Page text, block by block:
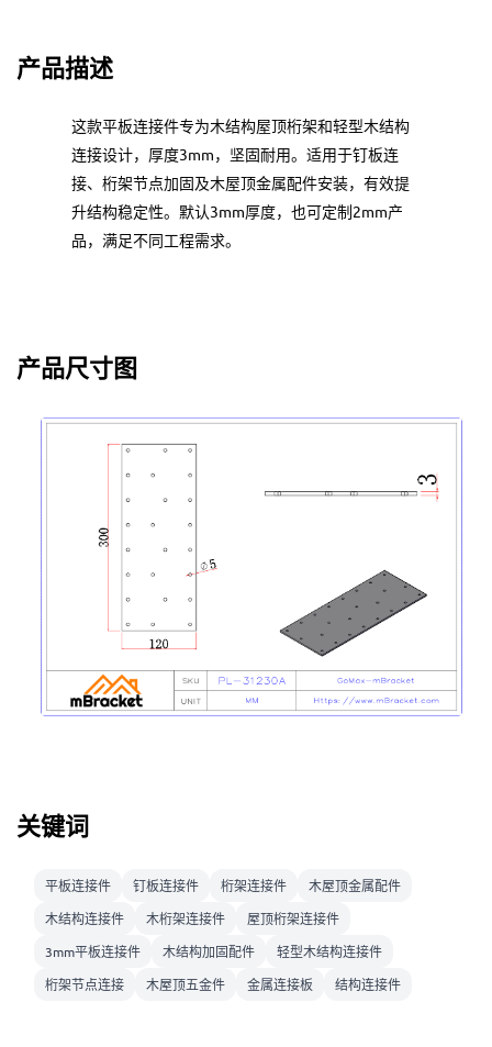
产品描述
这款平板连接件专为木结构屋顶桁架和轻型木结构
连接设计，厚度3mm，坚固耐用。适用于钉板连
接、桁架节点加固及木屋顶金属配件安装，有效提
升结构稳定性。默认3mm厚度，也可定制2mm产
品，满足不同工程需求。
产品尺寸图
关键词
平板连接件 钉板连接件 桁架连接件
木屋顶金属配件
木结构连接件
木桁架连接件
屋顶桁架连接件
3mm平板连接件
木结构加固配件
轻型木结构连接件
桁架节点连接
木屋顶五金件 金属连接板 结构连接件